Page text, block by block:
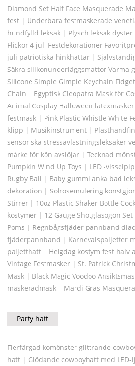
Diamond Set Half Face Masquerade
fest | Underbara festmaskerade
hundfylld leksak | Plysch leksak
Flickor 4 juli Festdekorationer
juli patriotiska hinkhattar |
Säkra silikonunderläggsmattor Varma
Silicone Simple Gimple Keychain Fidget
Chain | Egyptisk Cleopatra Mask för
Animal Cosplay Halloween latexmasker
festmask | Pink Plastic Whistle White
klipp | Musikinstrument |
sensoriska stressavlastningsleksaker
märke för kön avslöjar | Tecknad
Pumpkin Wind Up Toys | LED -
Rugby Ball | Baby gummi anka bad
dekoration | Solrosemulering
Stirrer | 10oz Plastic Shaker Bottle
kostymer | 12 Gauge Shotglasögon
Poms | Regnbågsfjäder pannband
fjäderpannband | Karnevalspaljetter
paljetthatt | Helgdag kostym fest halv
Vintage Festmasker | St. Patrick
Mask | Black Magic Voodoo
maskeradmask | Mardi Gras
Party hatt
Flerfärgad komönster glittrande
hatt | Glödande cowboyhatt med LED-